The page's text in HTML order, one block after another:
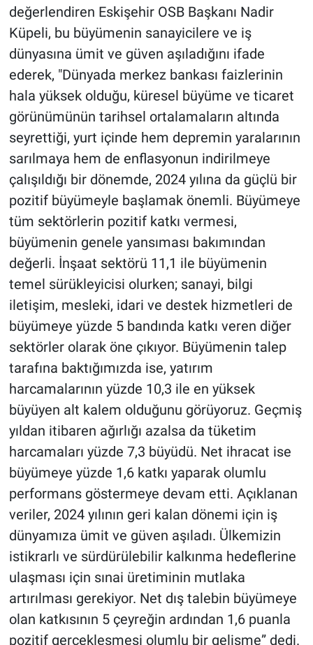
değerlendiren Eskişehir OSB Başkanı Nadir
Küpeli, bu büyümenin sanayicilere ve iş
dünyasına ümit ve güven aşıladığını ifade
ederek, "Dünyada merkez bankası faizlerinin
hala yüksek olduğu, küresel büyüme ve ticaret
görünümünün tarihsel ortalamaların altında
seyrettiği, yurt içinde hem depremin yaralarının
sarılmaya hem de enflasyonun indirilmeye
çalışıldığı bir dönemde, 2024 yılına da güçlü bir
pozitif büyümeyle başlamak önemli. Büyümeye
tüm sektörlerin pozitif katkı vermesi,
büyümenin genele yansıması bakımından
değerli. İnşaat sektörü 11,1 ile büyümenin
temel sürükleyicisi olurken; sanayi, bilgi
iletişim, mesleki, idari ve destek hizmetleri de
büyümeye yüzde 5 bandında katkı veren diğer
sektörler olarak öne çıkıyor. Büyümenin talep
tarafına baktığımızda ise, yatırım
harcamalarının yüzde 10,3 ile en yüksek
büyüyen alt kalem olduğunu görüyoruz. Geçmiş
yıldan itibaren ağırlığı azalsa da tüketim
harcamaları yüzde 7,3 büyüdü. Net ihracat ise
büyümeye yüzde 1,6 katkı yaparak olumlu
performans göstermeye devam etti. Açıklanan
veriler, 2024 yılının geri kalan dönemi için iş
dünyamıza ümit ve güven aşıladı. Ülkemizin
istikrarlı ve sürdürülebilir kalkınma hedeflerine
ulaşması için sınai üretiminin mutlaka
artırılması gerekiyor. Net dış talebin büyümeye
olan katkısının 5 çeyreğin ardından 1,6 puanla
pozitif gerçekleşmesi olumlu bir gelişme” dedi.